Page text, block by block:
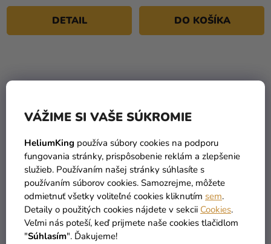
VÁŽIME SI VAŠE SÚKROMIE
HeliumKing používa súbory cookies na podporu
fungovania stránky, prispôsobenie reklám a zlepšenie
služieb. Používaním našej stránky súhlasíte s
používaním súborov cookies. Samozrejme, môžete
odmietnuť všetky voliteľné cookies kliknutím sem.
Detaily o použitých cookies nájdete v sekcii Cookies.
Veľmi nás poteší, keď prijmete naše cookies tlačidlom
"Súhlasím". Ďakujeme!
DETAIL DO KOŠÍKA
Behúň na stôl - Juta s
čipkou
11,69 €
Behúň na stôl - Metalický